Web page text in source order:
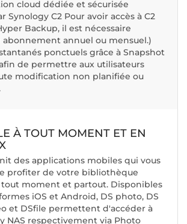
cloud dédiée et sécurisée
Synology C2 Pour avoir accès à C2
Backup, il est nécessaire
annuel ou mensuel.)
ponctuels grâce à Snapshot
de permettre aux utilisateurs
modification non planifiée ou
À TOUT MOMENT ET EN
des applications mobiles qui vous
profiter de votre bibliothèque
moment et partout. Disponibles
iOS et Android, DS photo, DS
et DSfile permettent d'accéder à
NAS respectivement via Photo